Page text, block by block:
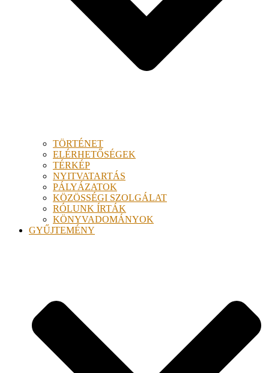
TÖRTÉNET
ELÉRHETŐSÉGEK
TÉRKÉP
NYITVATARTÁS
PÁLYÁZATOK
KÖZÖSSÉGI SZOLGÁLAT
RÓLUNK ÍRTÁK
KÖNYVADOMÁNYOK
GYŰJTEMÉNY